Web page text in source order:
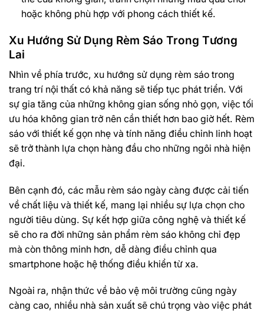
hoặc không phù hợp với phong cách thiết kế.
Xu Hướng Sử Dụng Rèm Sáo Trong Tương
Lai
Nhìn về phía trước, xu hướng sử dụng rèm sáo trong
trang trí nội thất có khả năng sẽ tiếp tục phát triển. Với
sự gia tăng của những không gian sống nhỏ gọn, việc tối
ưu hóa không gian trở nên cần thiết hơn bao giờ hết. Rèm
sáo với thiết kế gọn nhẹ và tính năng điều chỉnh linh hoạt
sẽ trở thành lựa chọn hàng đầu cho những ngôi nhà hiện
đại.
Bên cạnh đó, các mẫu rèm sáo ngày càng được cải tiến
về chất liệu và thiết kế, mang lại nhiều sự lựa chọn cho
người tiêu dùng. Sự kết hợp giữa công nghệ và thiết kế
sẽ cho ra đời những sản phẩm rèm sáo không chỉ đẹp
mà còn thông minh hơn, dễ dàng điều chỉnh qua
smartphone hoặc hệ thống điều khiển từ xa.
Ngoài ra, nhận thức về bảo vệ môi trường cũng ngày
càng cao, nhiều nhà sản xuất sẽ chú trọng vào việc phát